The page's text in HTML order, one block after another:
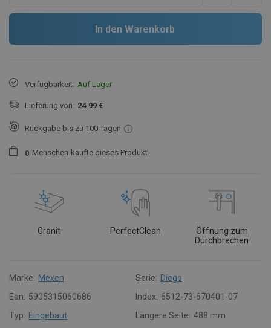
In den Warenkorb
Verfügbarkeit: Auf Lager
Lieferung von: 24.99 €
Rückgabe bis zu 100 Tagen
0 Menschen kaufte dieses Produkt.
Granit PerfectClean
Öffnung zum
Durchbrechen
Marke: Mexen Serie: Diego
Ean: 5905315060686 Index: 6512-73-670401-07
Typ: Eingebaut Längere Seite: 488 mm